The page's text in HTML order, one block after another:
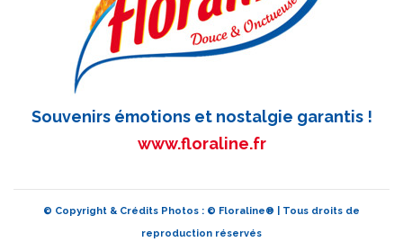
Souvenirs émotions et nostalgie garantis !
www.floraline.fr
© Copyright & Crédits Photos : © Floraline® | Tous droits de
reproduction réservés